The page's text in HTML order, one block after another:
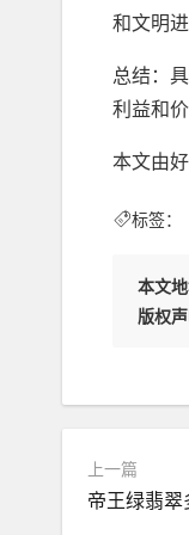
和文明
总结：
利益和
本文由
标签：
本文地
版权声
上一篇
帝王绿翡翠